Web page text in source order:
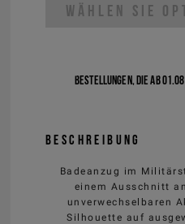
WÄHLEN SIE
Bestellungen, die ab
Beschreibung
Badeanzug im
einem Ausschnitt
unverwechselbaren
Silhouette auf